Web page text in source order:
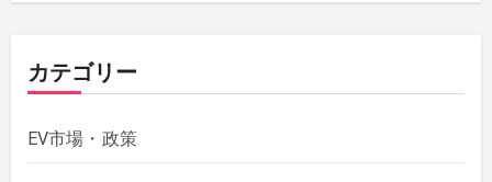
カテゴリー
EV市場・政策